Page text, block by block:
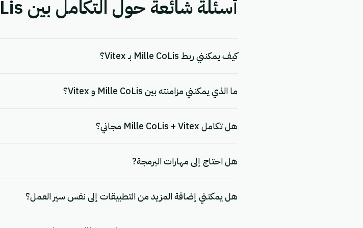
أسئلة شائعة حول التكامل بين Mille CoLis و Vitex.
كيف يمكنني ربط Mille CoLis بـ Vitex؟
ما الذي يمكنني مزامنته بين Mille CoLis و Vitex؟
هل تكامل Mille CoLis + Vitex مجاني؟
هل احتاج إلى مهارات البرمجة?
هل يمكنني إضافة المزيد من التطبيقات إلى نفس سير العمل؟